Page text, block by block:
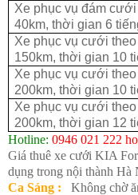
Xe phục vụ đám
40km, thời gian 6
Xe phục vụ cưới
150km, thời gian 10
Xe phục vụ cưới
200km, thời gian 10
Xe phục vụ cưới
200km, thời gian 12
Hotline: 0946 021 222
Giá thuê xe cưới KIA
dụng trong nội thành
Ca Sáng :
Không chờ